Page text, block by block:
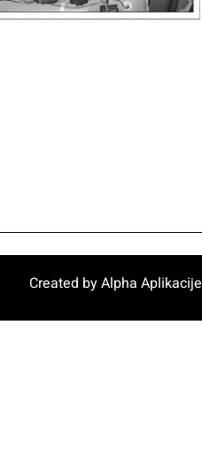
Created byAlpha Aplikacije